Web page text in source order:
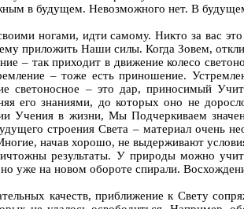
в будущем. Невозможного нет. В
ногами, идти самому. Никто за вас
приложить Наши силы. Когда Зовем,
– так приходит в движение колесо
– тоже есть приношение.
светоносное – это дар, приносимый
его знаниями, до которых оно не
Учения в жизни, Мы Подчеркиваем
строения Света – материал очень
начав хорошо, не выдерживают
результаты. У природы можно
уже на новом обороте спирали.
качеств, приближение к Свету